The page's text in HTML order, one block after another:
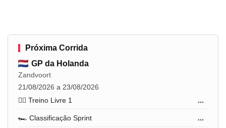
Próxima Corrida
GP da Holanda
Zandvoort
21/08/2026 a 23/08/2026
🏋️‍♂️ Treino Livre 1
...
🏎️ Classificação Sprint ...